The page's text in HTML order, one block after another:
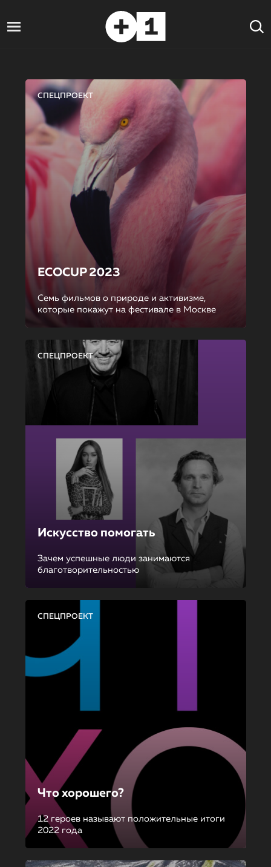
СПЕЦПРОЕКТ
ECOCUP 2023
Семь фильмов о природе и активизме,
которые покажут на фестивале в Москве
СПЕЦПРОЕКТ
Искусство помогать
Зачем успешные люди занимаются
благотворительностью
СПЕЦПРОЕКТ
Что хорошего?
12 героев называют положительные итоги
2022 года